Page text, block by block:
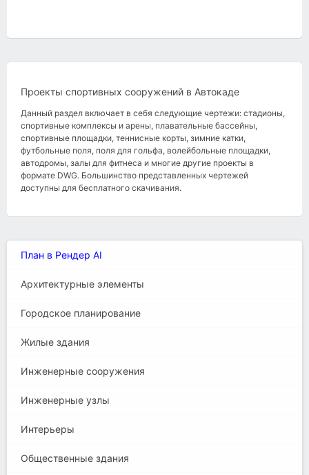
Проекты спортивных сооружений в Автокаде
Данный раздел включает в себя следующие чертежи: стадионы,
спортивные комплексы и арены, плавательные бассейны,
спортивные площадки, теннисные корты, зимние катки,
футбольные поля, поля для гольфа, волейбольные площадки,
автодромы, залы для фитнеса и многие другие проекты в
формате DWG. Большинство представленных чертежей
доступны для бесплатного скачивания.
План в Рендер AI
Архитектурные элементы
Городское планирование
Жилые здания
Инженерные сооружения
Инженерные узлы
Интерьеры
Общественные здания